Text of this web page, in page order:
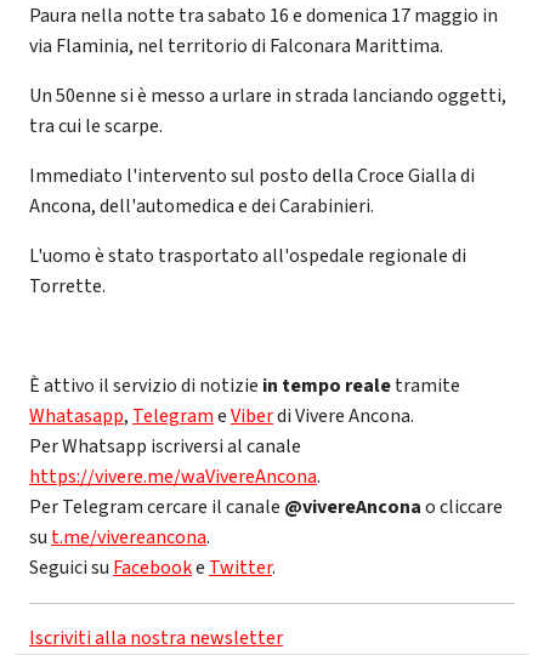
Paura nella notte tra sabato 16 e domenica 17 maggio in
via Flaminia, nel territorio di Falconara Marittima.
Un 50enne si è messo a urlare in strada lanciando oggetti,
tra cui le scarpe.
Immediato l'intervento sul posto della Croce Gialla di
Ancona, dell'automedica e dei Carabinieri.
L'uomo è stato trasportato all'ospedale regionale di
Torrette.
È attivo il servizio di notizie in tempo realetramite
Whatasapp, TelegrameViberdi Vivere Ancona.
Per Whatsapp iscriversi al canale
https://vivere.me/waVivereAncona.
Per Telegram cercare il canale @vivereAnconao cliccare
su t.me/vivereancona.
Seguici su Facebooke Twitter.
Iscriviti alla nostra newsletter